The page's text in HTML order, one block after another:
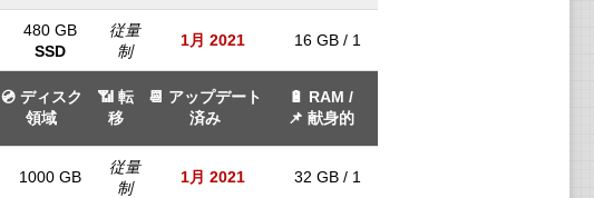
480 GB
SSD
従量
制
1月 2021 16 GB / 1
💿 ディスク
領域
📶 転
移
📆 アップデート
済み
🔋 RAM /
📌 献身的
1000 GB
従量
制
1月 2021 32 GB / 1